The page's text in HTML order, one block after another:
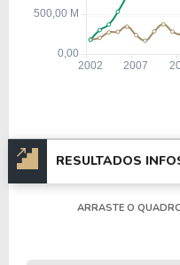
RESULTADOS
ARRASTE O